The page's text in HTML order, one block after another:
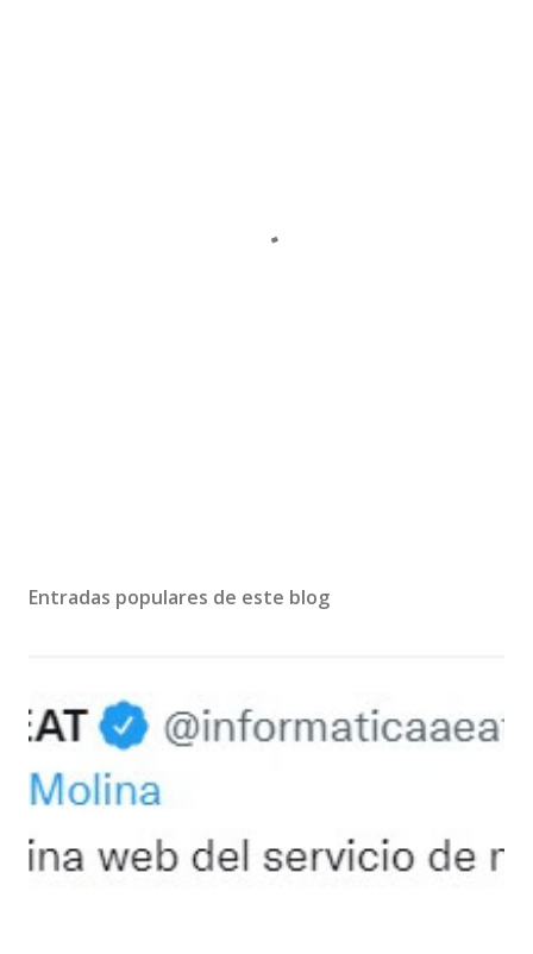
Entradas populares de este blog